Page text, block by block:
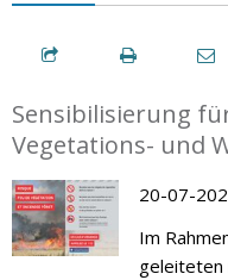
Sensibilisierung
Vegetations- und
20-07-
Im
geleiteten